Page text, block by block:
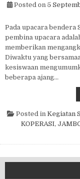
Posted on 5
Pada upacara bendera
pembina upacara
memberikan
Diwaktu yang
kesiswaan
beberapa ajang…
Posted in Kegiatan
KOPERASI,